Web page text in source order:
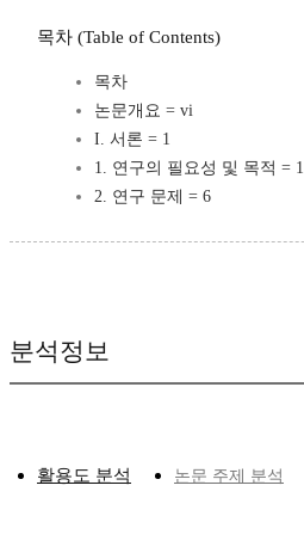
목차 (Table of Contents)
목차
논문개요 = vi
I. 서론 = 1
1. 연구의 필요성 및 목적 = 1
2. 연구 문제 = 6
분석정보
활용도 분석 논문 주제 분석